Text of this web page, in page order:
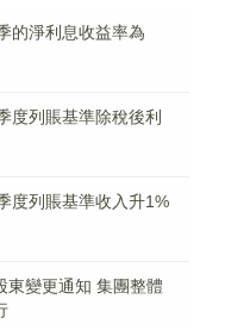
的淨利息收益率為
度列賬基準除稅後利
度列賬基準收入升1%
東變更通知 集團整體